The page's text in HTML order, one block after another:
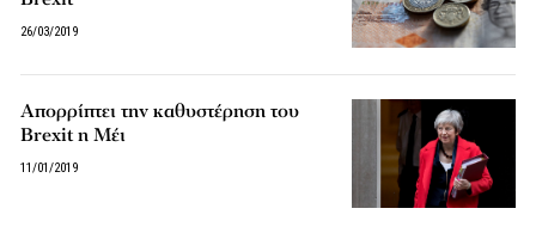
26/03/2019
Απορρίπτει την καθυστέρηση του
Βrexit η Μέι
11/01/2019